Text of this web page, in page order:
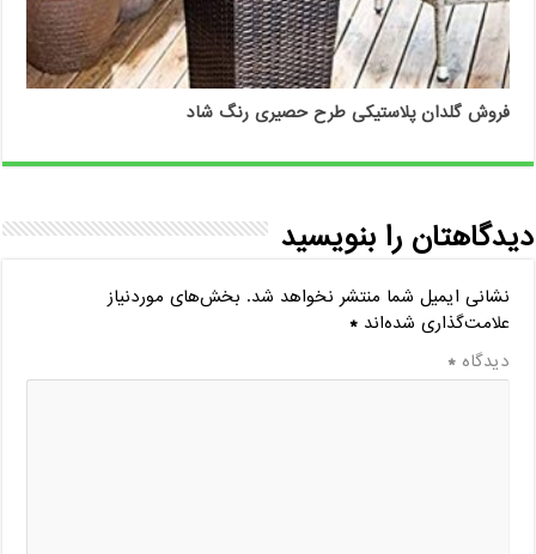
فروش گلدان پلاستیکی طرح حصیری رنگ شاد
دیدگاهتان را بنویسید
نشانی ایمیل شما منتشر نخواهد شد. بخش‌های موردنیاز
علامت‌گذاری شده‌اند*
دیدگاه*